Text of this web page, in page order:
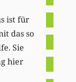
ist für
das so
Sie
hier